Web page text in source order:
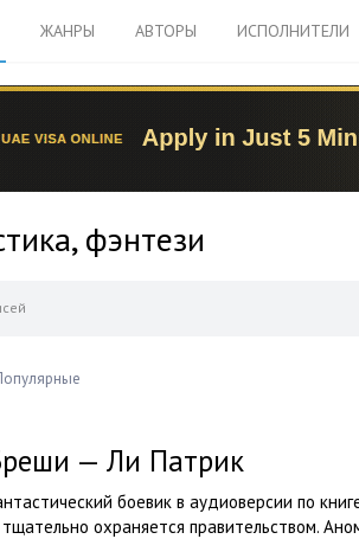
ЖАНРЫ АВТОРЫ ИСПОЛНИТЕЛИ
фэнтези
— Ли Патрик
боевик в аудиоверсии по
охраняется правительством.